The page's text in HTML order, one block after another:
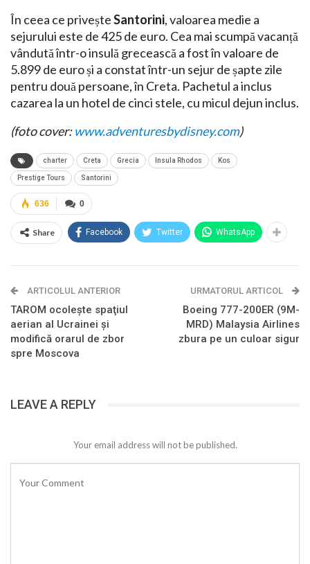
În ceea ce priveșteSantorini, valoarea medie a
sejurului este de 425 de euro. Cea mai scumpă vacanță
vândută într-o insulă grecească a fost în valoare de
5.899 de euro și a constat într-un sejur de șapte zile
pentru două persoane, în Creta. Pachetul a inclus
cazarea la un hotel de cinci stele, cu micul dejun inclus.
(foto cover:www.adventuresbydisney.com)
charter Creta Grecia Insula Rhodos Kos
Prestige Tours Santorini
0
636
Share Facebook Twitter WhatsApp
ARTICOLUL ANTERIOR
TAROM ocoleşte spaţiul
aerian al Ucrainei şi
modifică orarul de zbor
spre Moscova
URMATORUL ARTICOL
Boeing 777-200ER (9M-
MRD) Malaysia Airlines
zbura pe un culoar sigur
LEAVE A REPLY
Your email address will not be published.